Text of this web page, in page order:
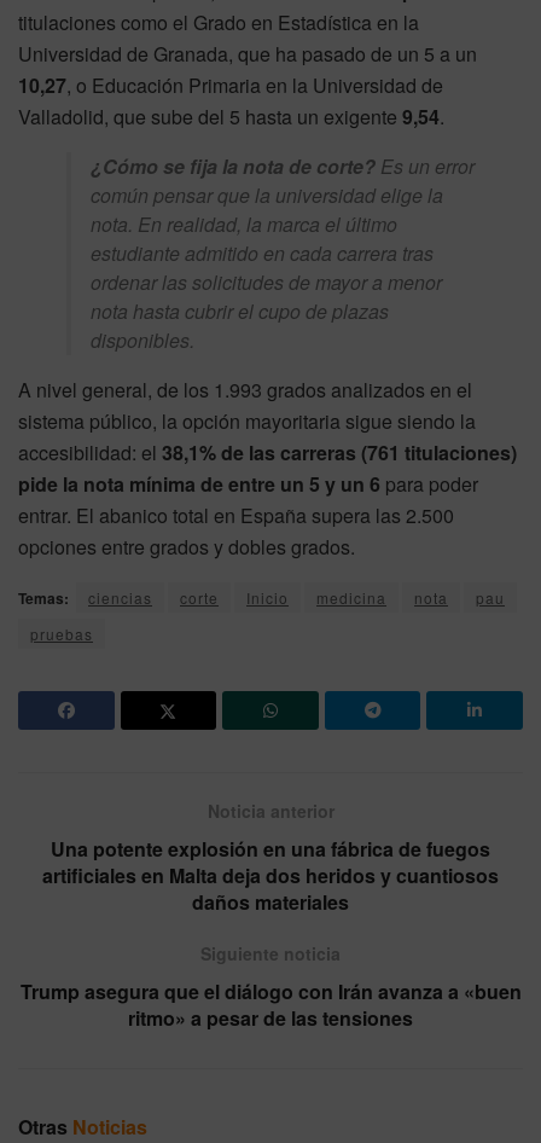
titulaciones como el Grado en Estadística en la
Universidad de Granada, que ha pasado de un 5 a un
10,27, o Educación Primaria en la Universidad de
Valladolid, que sube del 5 hasta un exigente 9,54.
¿Cómo se fija la nota de corte? Es un error
común pensar que la universidad elige la
nota. En realidad, la marca el último
estudiante admitido en cada carrera tras
ordenar las solicitudes de mayor a menor
nota hasta cubrir el cupo de plazas
disponibles.
A nivel general, de los 1.993 grados analizados en el
sistema público, la opción mayoritaria sigue siendo la
accesibilidad: el 38,1% de las carreras (761 titulaciones)
pide la nota mínima de entre un 5 y un 6 para poder
entrar. El abanico total en España supera las 2.500
opciones entre grados y dobles grados.
Temas: ciencias corte Inicio medicina nota
pau
pruebas
Noticia anterior
Una potente explosión en una fábrica de fuegos
artificiales en Malta deja dos heridos y cuantiosos
daños materiales
Siguiente noticia
Trump asegura que el diálogo con Irán avanza a «buen
ritmo» a pesar de las tensiones
Otras Noticias